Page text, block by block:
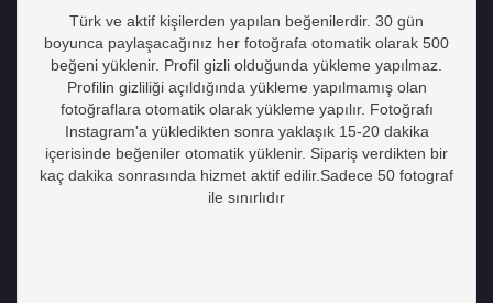
Türk ve aktif kişilerden yapılan beğenilerdir. 30 gün
boyunca paylaşacağınız her fotoğrafa otomatik olarak 500
beğeni yüklenir. Profil gizli olduğunda yükleme yapılmaz.
Profilin gizliliği açıldığında yükleme yapılmamış olan
fotoğraflara otomatik olarak yükleme yapılır. Fotoğrafı
Instagram'a yükledikten sonra yaklaşık 15-20 dakika
içerisinde beğeniler otomatik yüklenir. Sipariş verdikten bir
kaç dakika sonrasında hizmet aktif edilir.Sadece 50 fotograf
ile sınırlıdır